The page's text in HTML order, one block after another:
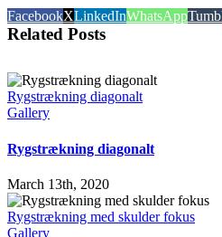
FacebookXLinkedInWhatsApp
Related Posts
Rygstrækning diagonalt
Gallery
Rygstrækning diagonalt
March 13th, 2020
Rygstrækning med skulder fokus
Gallery